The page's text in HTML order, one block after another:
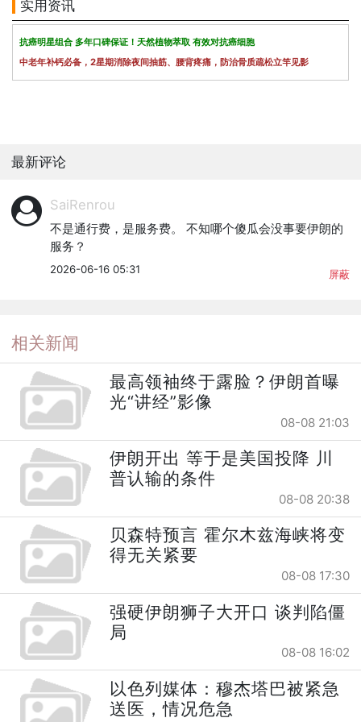
实用资讯
抗癌明星组合 多年口碑保证！天然植物萃取 有效对抗癌细胞
中老年补钙必备，2星期消除夜间抽筋、腰背疼痛，防治骨质疏松立竿见影
最新评论
SaiRenrou
不是通行费，是服务费。 不知哪个傻瓜会没事要伊朗的
服务？
2026-06-16 05:31 屏蔽
相关新闻
最高领袖终于露脸？伊朗首曝
光“讲经”影像
08-08 21:03
伊朗开出 等于是美国投降 川
普认输的条件
08-08 20:38
贝森特预言 霍尔木兹海峡将变
得无关紧要
08-08 17:30
强硬伊朗狮子大开口 谈判陷僵
局
08-08 16:02
以色列媒体：穆杰塔巴被紧急
送医，情况危急